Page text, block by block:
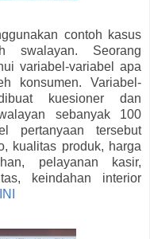
contoh kasus
swalayan. Seorang
variabel-variabel apa
konsumen. Variabel-
kuesioner dan
sebanyak 100
pertanyaan tersebut
kualitas produk, harga
pelayanan kasir,
keindahan interior